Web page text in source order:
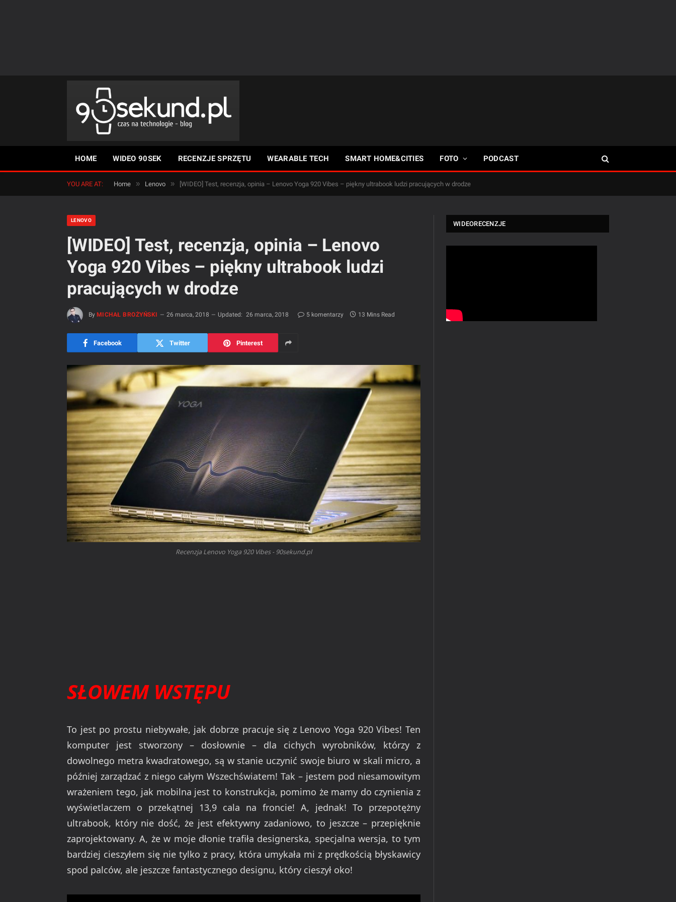
HOME WIDEO 90SEK RECENZJE SPRZĘTU WEARABLE TECH SMART HOME&CITIES FOTO PODCAST
YOU ARE AT: Home » Lenovo » [WIDEO] Test, recenzja, opinia – Lenovo Yoga 920 Vibes – piękny ultrabook ludzi pracujących w drodze
LENOVO
[WIDEO] Test, recenzja, opinia – Lenovo
Yoga 920 Vibes – piękny ultrabook ludzi
pracujących w drodze
By MICHAŁ BROŻYŃSKI 26 marca, 2018 Updated: 26 marca, 2018 5 komentarzy 13 Mins Read
Facebook Twitter Pinterest
Recenzja Lenovo Yoga 920 Vibes - 90sekund.pl
SŁOWEM WSTĘPU
To jest po prostu niebywałe, jak dobrze pracuje się z Lenovo Yoga 920 Vibes! Ten
komputer jest stworzony – dosłownie – dla cichych wyrobników, którzy z
dowolnego metra kwadratowego, są w stanie uczynić swoje biuro w skali micro, a
później zarządzać z niego całym Wszechświatem! Tak – jestem pod niesamowitym
wrażeniem tego, jak mobilna jest to konstrukcja, pomimo że mamy do czynienia z
wyświetlaczem o przekątnej 13,9 cala na froncie! A, jednak! To przepotężny
ultrabook, który nie dość, że jest efektywny zadaniowo, to jeszcze – przepięknie
zaprojektowany. A, że w moje dłonie trafiła designerska, specjalna wersja, to tym
bardziej cieszyłem się nie tylko z pracy, która umykała mi z prędkością błyskawicy
spod palców, ale jeszcze fantastycznego designu, który cieszył oko!
WIDEORECENZJE